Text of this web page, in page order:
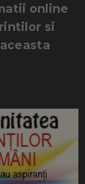
online
si